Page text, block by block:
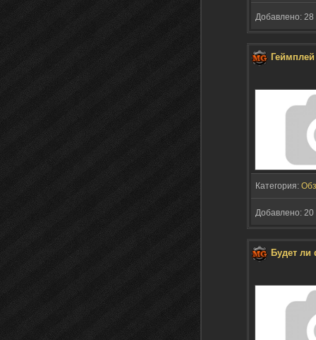
Добавлено:
Категория:
Добавлено:
Будет